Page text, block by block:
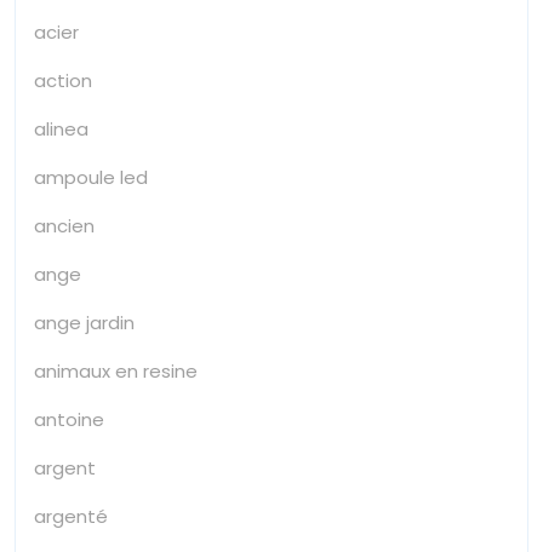
acier
action
alinea
ampoule led
ancien
ange
ange jardin
animaux en resine
antoine
argent
argenté